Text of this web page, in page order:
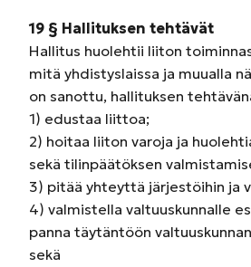
19 § Hallituksen tehtävät
Hallitus huolehtii liiton
mitä yhdistyslaissa ja muualla
on sanottu, hallituksen
1) edustaa liittoa;
2) hoitaa liiton varoja ja
sekä tilinpäätöksen
3) pitää yhteyttä järjestöihin ja
4) valmistella valtuuskunnalle
panna täytäntöön
sekä